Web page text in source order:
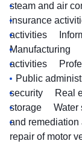
steam and air
insurance
activities
Manufacturing
activities
Public
security
Real
storage
Water
and remediation
repair of motor